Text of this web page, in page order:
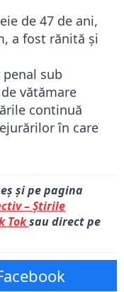
de 47 de ani,
a fost rănită și
sub
vătămare
continuă
în care
și pe pagina
– Știrile
Toksau direct pe